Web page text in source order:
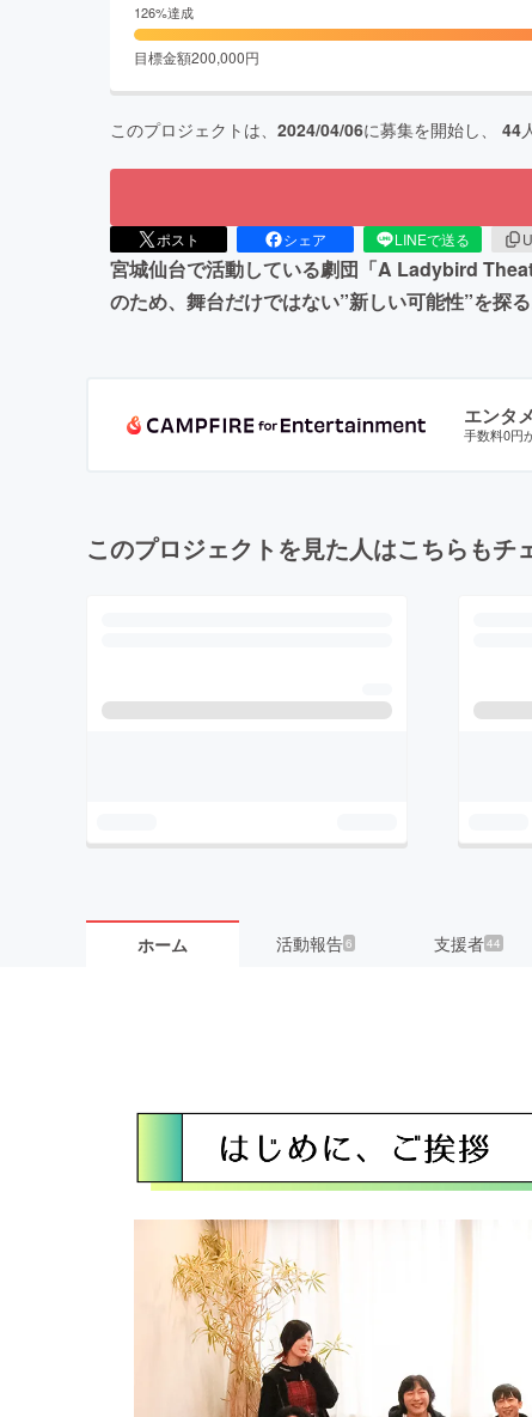
126%達成
目標金額200,000円
このプロジェクトは、 2024/04/06に募集を開始し、 44
ポスト シェア LINEで送る
宮城仙台で活動している劇団「A Ladybird
のため、舞台だけではない”新しい可能性”を探る
エンタ
手数料0円
このプロジェクトを見た人はこちらもチ
ホーム 活動報告6 支援者44